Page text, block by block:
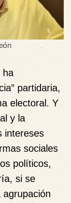
ha
” partidaria,
electoral. Y
y la
intereses
sociales
políticos,
, si se